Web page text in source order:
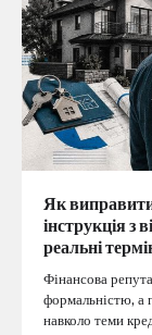
Як
інструкція з
реальні
Фінансова
формальністю, а
навколо теми